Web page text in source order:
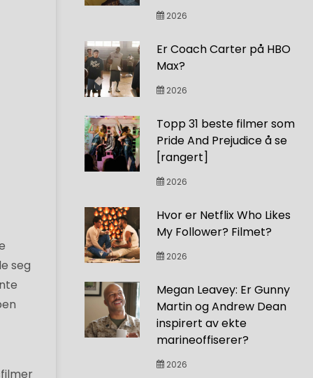
seg
2026
Er Coach Carter på HBO
Max?
2026
Topp 31 beste filmer som
Pride And Prejudice å se
[rangert]
2026
Hvor er Netflix Who Likes
My Follower? Filmet?
2026
Megan Leavey: Er Gunny
Martin og Andrew Dean
inspirert av ekte
marineoffiserer?
2026